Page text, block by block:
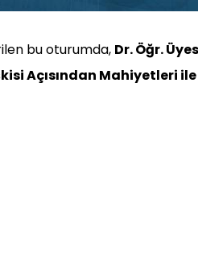
bu oturumda, Dr. Öğr.
Açısından Mahiyetleri